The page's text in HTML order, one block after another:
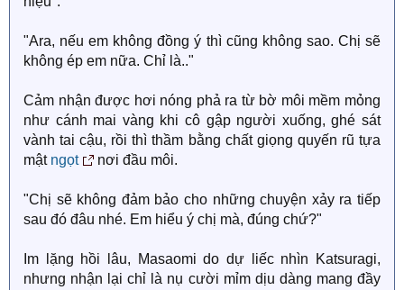
"Ara, nếu em không đồng ý thì cũng không sao. Chị sẽ
không ép em nữa. Chỉ là.."
Cảm nhận được hơi nóng phả ra từ bờ môi mềm mỏng
như cánh mai vàng khi cô gập người xuống, ghé sát
vành tai cậu, rồi thì thầm bằng chất giọng quyến rũ tựa
mật ngọt nơi đầu môi.
"Chị sẽ không đảm bảo cho những chuyện xảy ra tiếp
sau đó đâu nhé. Em hiểu ý chị mà, đúng chứ?"
Im lặng hồi lâu, Masaomi do dự liếc nhìn Katsuragi,
nhưng nhận lại chỉ là nụ cười mỉm dịu dàng mang đầy